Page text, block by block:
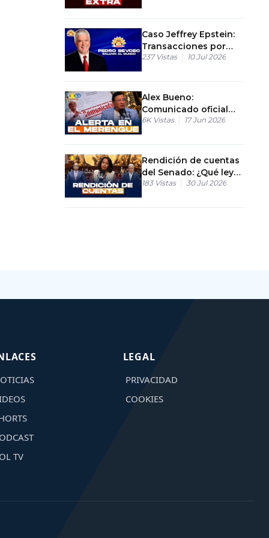
Caso Jeffrey Epstein:
Transacciones por
millones tras su
237 Vistas 10 Jul 2026
Alex Bueno:
Comunicado oficial
confirma diagnóstico
6K Vistas 17 Jun 2026
Rendición de cuentas
del Senado: ¿Qué leyes
se aprobaron este
183 Vistas 30 Jul 2026
TV
LEGAL
PRIVACIDAD
COOKIES